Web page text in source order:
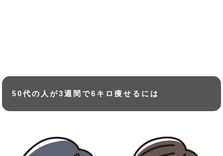
50代の人が3週間で6キロ痩せるには